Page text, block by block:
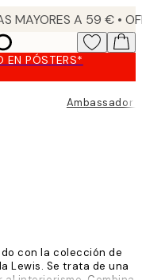
EN PÓSTERS*
Ambassador
con la colección de
Lewis. Se trata de una